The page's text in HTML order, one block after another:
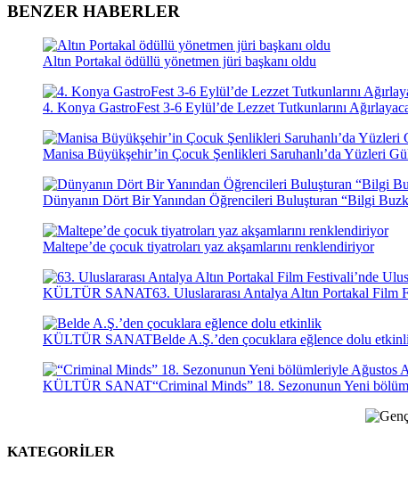
BENZER HABERLER
Altın Portakal ödüllü yönetmen jüri başkanı oldu
4. Konya GastroFest 3-6 Eylül’de Lezzet Tutkunlarını
Manisa Büyükşehir’in Çocuk Şenlikleri Saruhanlı’da Yüzleri
Dünyanın Dört Bir Yanından Öğrencileri Buluşturan “Bilgi
Maltepe’de çocuk tiyatroları yaz akşamlarını renklendiriyor
KÜLTÜR SANAT63. Uluslararası Antalya Altın Portakal Film
KÜLTÜR SANATBelde A.Ş.’den çocuklara eğlence dolu
KÜLTÜR SANAT“Criminal Minds” 18. Sezonunun Yeni
KATEGORİLER